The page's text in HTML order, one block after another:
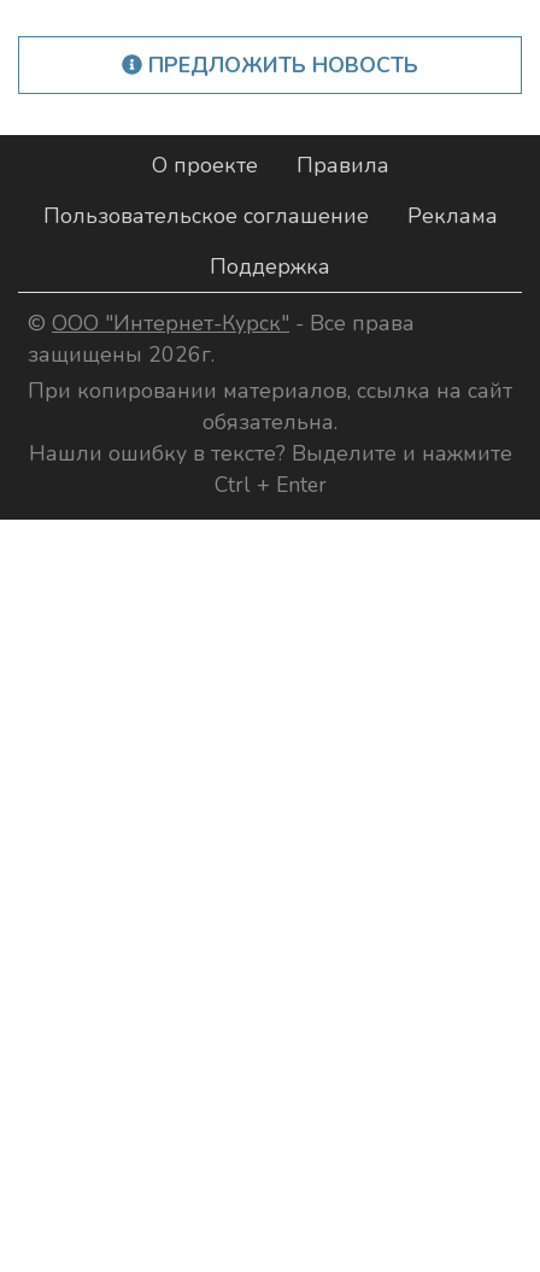
ПРЕДЛОЖИТЬ НОВОСТЬ
О проекте
Правила
Пользовательское соглашение
Реклама
Поддержка
© ООО "Интернет-Курск" - Все права
защищены 2026г.
При копировании материалов, ссылка на сайт
обязательна.
Нашли ошибку в тексте? Выделите и нажмите
Ctrl + Enter